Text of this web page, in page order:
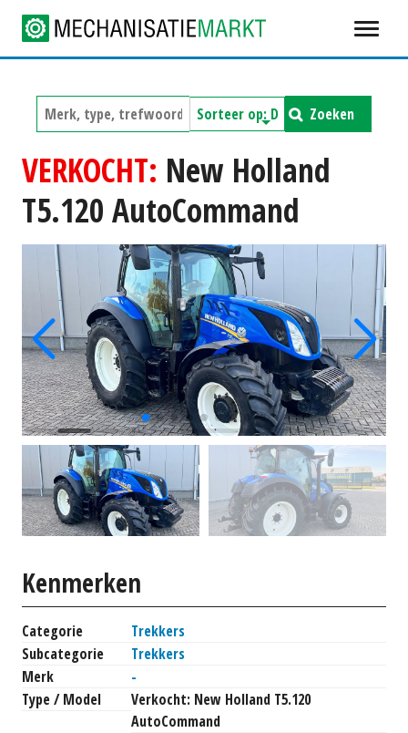
Zoeken
VERKOCHT: New Holland
T5.120 AutoCommand
Kenmerken
Categorie
Trekkers
Subcategorie
Trekkers
Merk
-
Type / Model
Verkocht: New Holland T5.120
AutoCommand